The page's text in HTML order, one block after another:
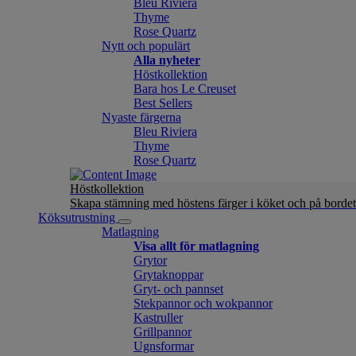
Bleu Riviera
Thyme
Rose Quartz
Nytt och populärt
Alla nyheter
Höstkollektion
Bara hos Le Creuset
Best Sellers
Nyaste färgerna
Bleu Riviera
Thyme
Rose Quartz
Höstkollektion
Skapa stämning med höstens färger i köket och på
Köksutrustning
Matlagning
Visa allt för matlagning
Grytor
Grytaknoppar
Gryt- och pannset
Stekpannor och wokpannor
Kastruller
Grillpannor
Ugnsformar